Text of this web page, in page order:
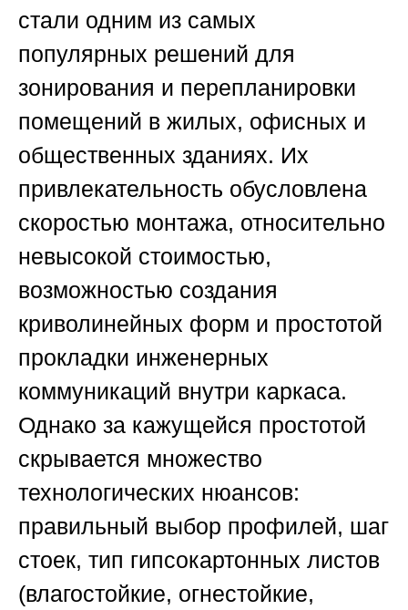
стали одним из самых
популярных решений для
зонирования и перепланировки
помещений в жилых, офисных и
общественных зданиях. Их
привлекательность обусловлена
скоростью монтажа, относительно
невысокой стоимостью,
возможностью создания
криволинейных форм и простотой
прокладки инженерных
коммуникаций внутри каркаса.
Однако за кажущейся простотой
скрывается множество
технологических нюансов:
правильный выбор профилей, шаг
стоек, тип гипсокартонных листов
(влагостойкие, огнестойкие,